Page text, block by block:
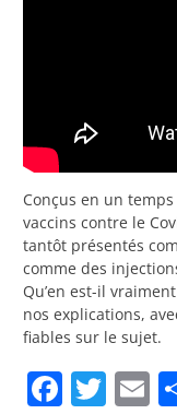
Conçus en un
vaccins contre le
tantôt présentés
comme des
Qu’en est-il
nos explications,
fiables sur le sujet.